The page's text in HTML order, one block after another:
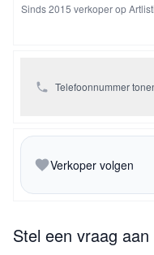
Sinds 2015 verkoper op
Telefoonnummer
Verkoper volgen
Stel een vraag